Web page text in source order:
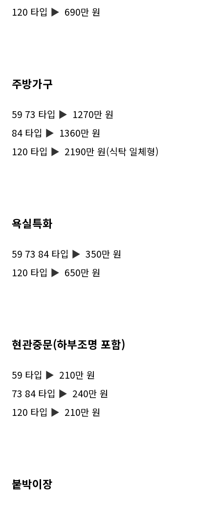
120 타입 ▶ 690만 원
주방가구
59 73 타입 ▶ 1270만 원
84 타입 ▶ 1360만 원
120 타입 ▶ 2190만 원(식탁 일체형)
욕실특화
59 73 84 타입 ▶ 350만 원
120 타입 ▶ 650만 원
현관중문(하부조명 포함)
59 타입 ▶ 210만 원
73 84 타입 ▶ 240만 원
120 타입 ▶ 210만 원
붙박이장